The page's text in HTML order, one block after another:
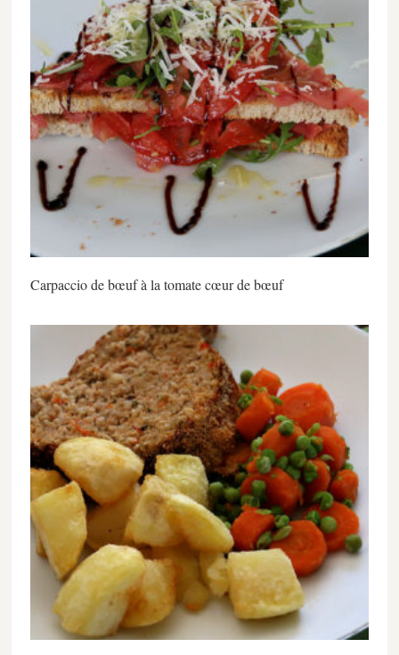
Carpaccio de bœuf à la tomate cœur de bœuf